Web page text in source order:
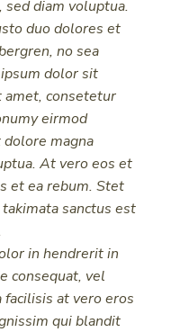
sed diam voluptua.
duo dolores et
no sea
dolor sit
consetetur
eirmod
magna
At vero eos et
et ea rebum. Stet
sanctus est
in hendrerit in
consequat, vel
at vero eros
qui blandit